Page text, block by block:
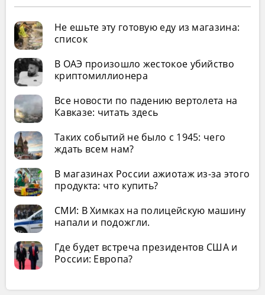
Не ешьте эту готовую еду из магазина:
список
В ОАЭ произошло жестокое убийство
криптомиллионера
Все новости по падению вертолета на
Кавказе: читать здесь
Таких событий не было с 1945: чего
ждать всем нам?
В магазинах России ажиотаж из-за этого
продукта: что купить?
СМИ: В Химках на полицейскую машину
напали и подожгли.
Где будет встреча президентов США и
России: Европа?